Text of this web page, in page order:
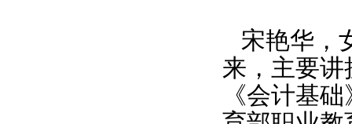
宋艳华，
来，主要
《会计基